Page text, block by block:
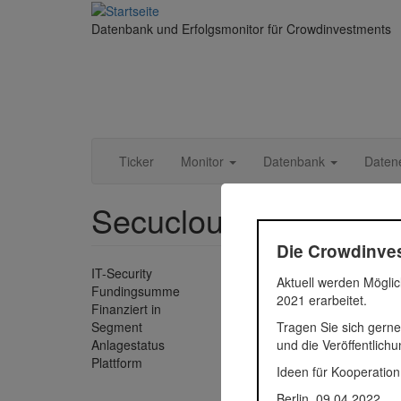
Datenbank und Erfolgsmonitor für Crowdinvestments
Ticker Monitor Datenbank
Secucloud 1
IT-Security
Fundingsumme
Finanziert in
2013
Segment
Anlagestatus
Aktiv
Plattform
Die
Aktuell werden
2021 erarbeitet.
Tragen Sie sich
und die
Ideen für